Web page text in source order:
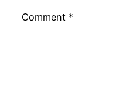
Comment *